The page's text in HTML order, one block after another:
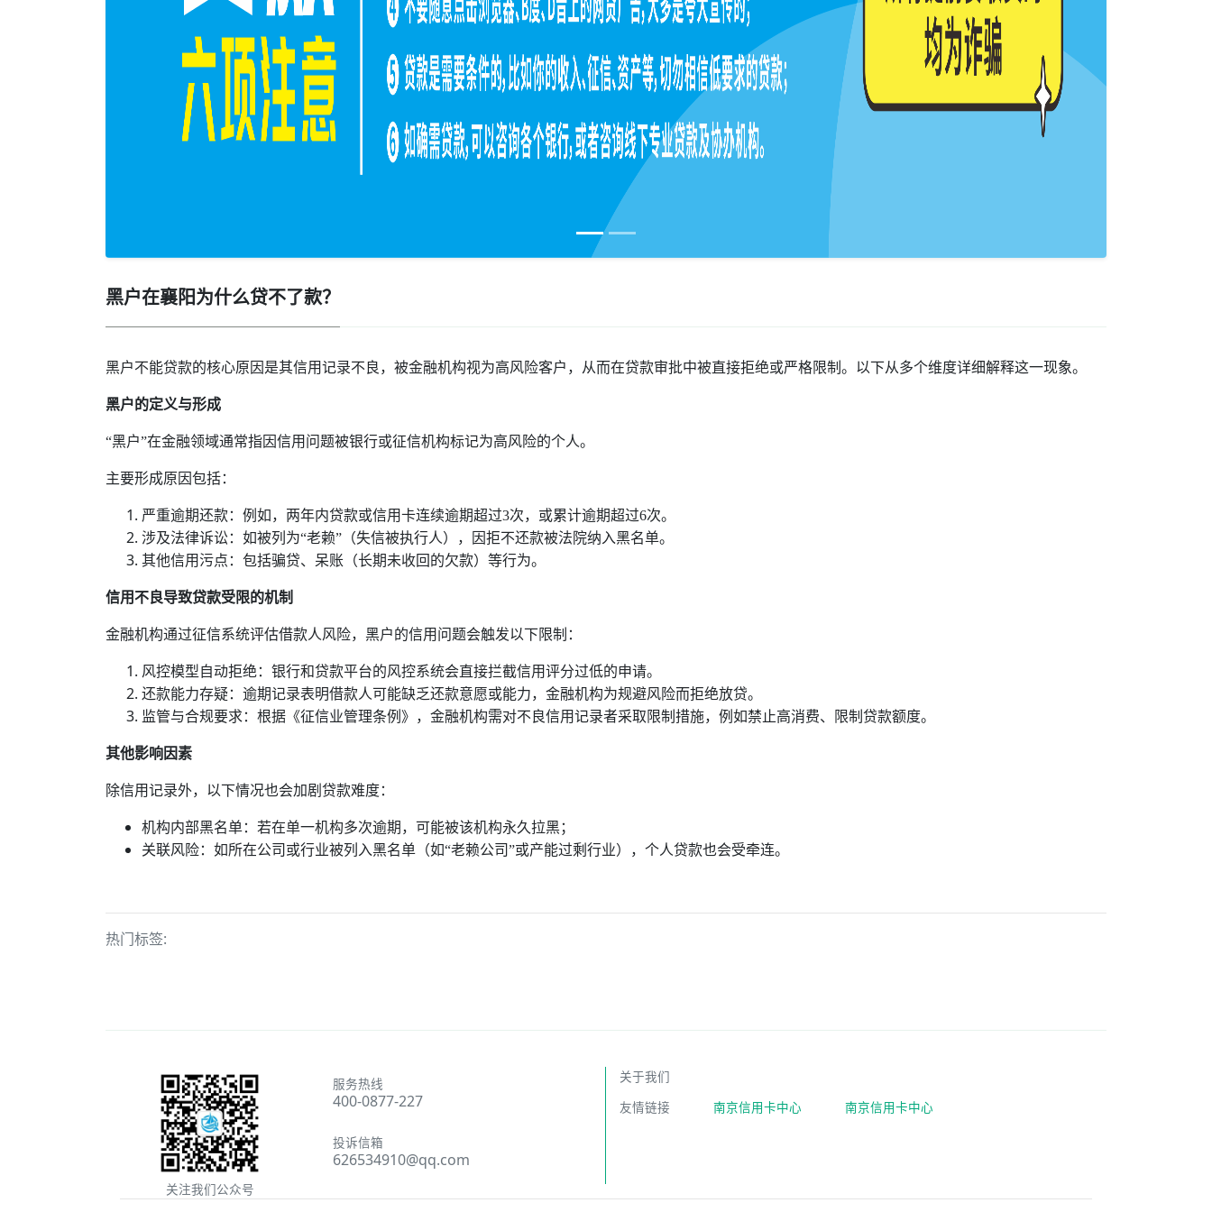
黑户在襄阳为什么贷不了款？
黑户不能贷款的核心原因是其‌‌信用记录不良，被‌金融机构视为高风险客户‌，从而在贷款审批中被直接拒绝或严格限制。以下从多个维度详细解释这一现象。‌‌
黑户的定义与形成
“黑户”在金融领域通常指因信用问题被银行或征信机构标记为高风险的个人。
主要形成原因包括：
严重逾期还款‌：例如，两年内贷款或信用卡连续逾期超过3次，或累计逾期超过6次。‌‌
涉及‌法律诉讼‌：如被列为“‌老赖”（失信被执行人），因拒不还款被法院纳入黑名单。‌‌
其他信用污点‌：包括‌骗贷、‌呆账（长期未收回的欠款）等行为。‌‌
信用不良导致贷款受限的机制
金融机构通过征信系统评估借款人风险，黑户的信用问题会触发以下限制：
风控模型自动拒绝‌：银行和贷款平台的风控系统会直接拦截信用评分过低的申请。‌‌
还款能力存疑‌：逾期记录表明借款人可能缺乏还款意愿或能力，金融机构为规避风险而拒绝放贷。‌‌
监管与合规要求‌：根据‌《征信业管理条例》，金融机构需对不良信用记录者采取限制措施，例如禁止高消费、限制贷款额度。‌‌
其他影响因素
除信用记录外，以下情况也会加剧贷款难度：
‌‌机构内部黑名单‌：若在单一机构多次逾期，可能被该机构永久拉黑；
‌关联风险‌：如所在公司或行业被列入‌黑名单（如“‌老赖公司”或产能过剩行业），个人贷款也会受牵连。‌‌
热门标签:
关注我们公众号
服务热线
400-0877-227
投诉信箱
626534910@qq.com
关于我们
友情链接
南京信用卡中心 南京信用卡中心